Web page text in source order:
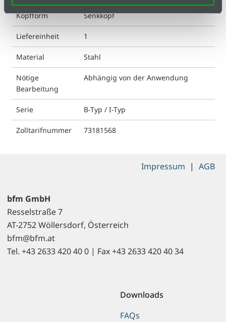
Kopfform Senkkopf
Liefereinheit 1
Material Stahl
Nötige
Bearbeitung
Abhängig von der Anwendung
Serie B-Typ / I-Typ
Zolltarifnummer 73181568
bfm GmbH
Resselstraße 7
AT-2752 Wöllersdorf, Österreich
bfm@bfm.at
Tel. +43 2633 420 40 0 | Fax +43 2633 420 40 34
Downloads
FAQs
Impressum | AGB